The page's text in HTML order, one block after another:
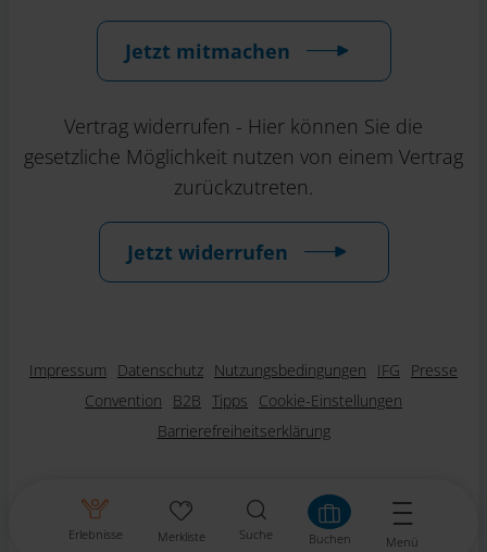
Erlebnisse Merkliste Suche Buchen Menü
Jetzt mitmachen
Vertrag widerrufen - Hier können Sie die
gesetzliche Möglichkeit nutzen von einem Vertrag
zurückzutreten.
Jetzt widerrufen
Impressum Datenschutz Nutzungsbedingungen IFG
Presse
Convention
B2B Tipps
Cookie-Einstellungen
Barrierefreiheitserklärung